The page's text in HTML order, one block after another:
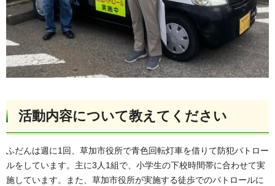
活動内容について教えてください
ふだんは週に1回、草加市役所で青色回転灯車を借りて防犯パトロー
ルをしています。主に3人1組で、小学生の下校時間帯に合わせて実
施しています。また、草加市役所が実施する徒歩でのパトロールに